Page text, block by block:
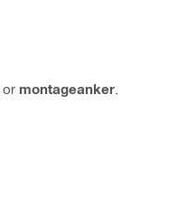
or montageanker